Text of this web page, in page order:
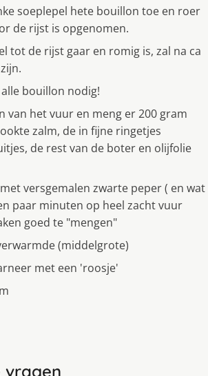
soeplepel hete bouillon toe en roer
de rijst is opgenomen.
tot de rijst gaar en romig is, zal na ca
bouillon nodig!
van het vuur en meng er 200 gram
zalm, de in fijne ringetjes
de rest van de boter en olijfolie
versgemalen zwarte peper ( en wat
paar minuten op heel zacht vuur
goed te "mengen"
(middelgrote)
met een 'roosje'
vragen